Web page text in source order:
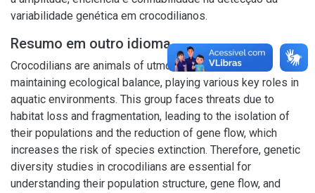
variabilidade genética em crocodilianos.
Resumo em outro idioma
Crocodilians are animals of utmost importance for
maintaining ecological balance, playing various key roles in
aquatic environments. This group faces threats due to
habitat loss and fragmentation, leading to the isolation of
their populations and the reduction of gene flow, which
increases the risk of species extinction. Therefore, genetic
diversity studies in crocodilians are essential for
understanding their population structure, gene flow, and